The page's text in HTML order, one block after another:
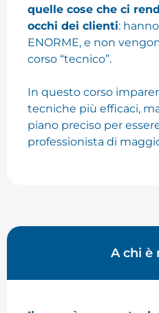
quelle cose che ci
occhi dei clienti:
ENORME, e non
corso “tecnico”.
In questo corso
tecniche più efficaci,
piano preciso per
professionista di
A chi è